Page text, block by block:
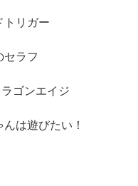
トリガー
セラフ
ゴンエイジ
は遊びたい！